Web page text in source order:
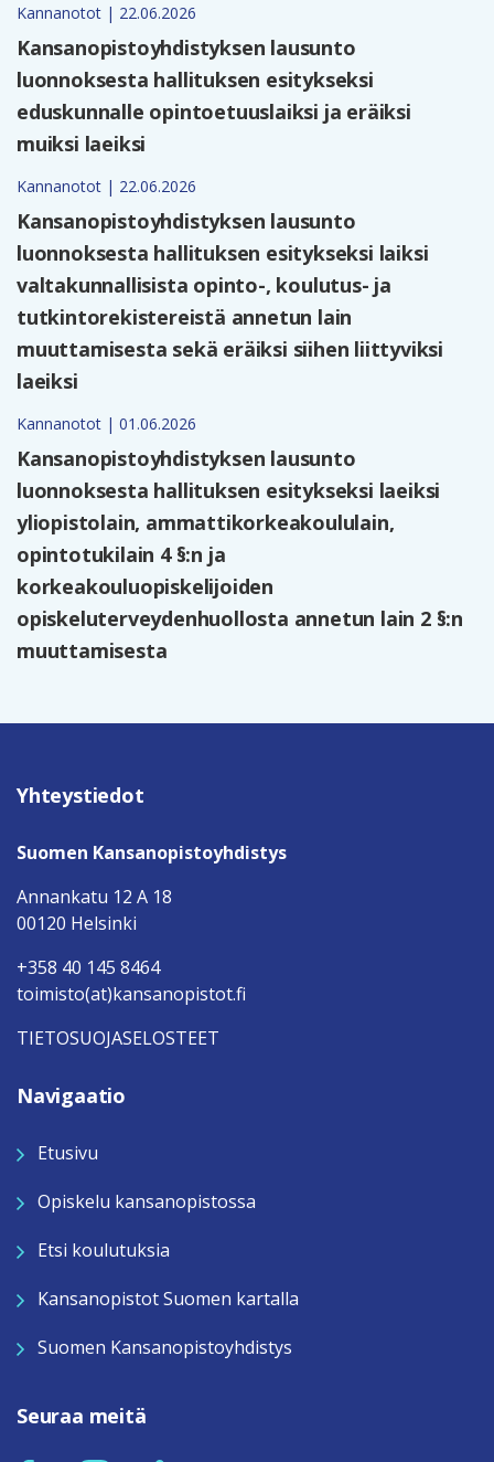
Kannanotot | 22.06.2026
Kansanopistoyhdistyksen lausunto
luonnoksesta hallituksen esitykseksi
eduskunnalle opintoetuuslaiksi ja eräiksi
muiksi laeiksi
Kannanotot | 22.06.2026
Kansanopistoyhdistyksen lausunto
luonnoksesta hallituksen esitykseksi laiksi
valtakunnallisista opinto-, koulutus- ja
tutkintorekistereistä annetun lain
muuttamisesta sekä eräiksi siihen liittyviksi
laeiksi
Kannanotot | 01.06.2026
Kansanopistoyhdistyksen lausunto
luonnoksesta hallituksen esitykseksi laeiksi
yliopistolain, ammattikorkeakoululain,
opintotukilain 4 §:n ja
korkeakouluopiskelijoiden
opiskeluterveydenhuollosta annetun lain 2 §:n
muuttamisesta
Yhteystiedot
Suomen Kansanopistoyhdistys
Annankatu 12 A 18
00120 Helsinki
+358 40 145 8464
toimisto(at)kansanopistot.fi
TIETOSUOJASELOSTEET
Navigaatio
Etusivu
Opiskelu kansanopistossa
Etsi koulutuksia
Kansanopistot Suomen kartalla
Suomen Kansanopistoyhdistys
Seuraa meitä